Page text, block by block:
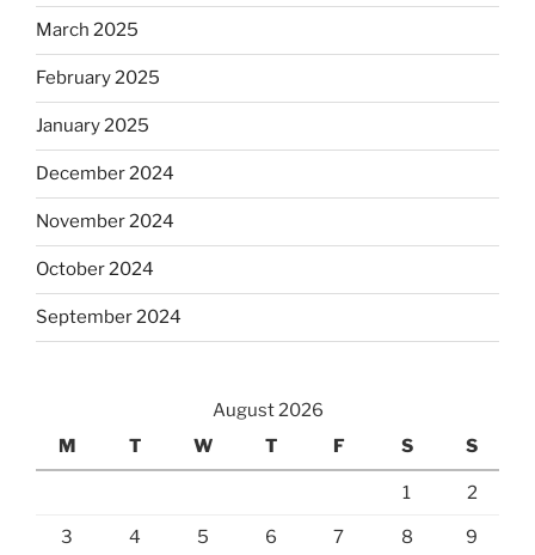
March 2025
February 2025
January 2025
December 2024
November 2024
October 2024
September 2024
August 2026
M
T W T F S S
1 2
3 4 5 6 7 8 9